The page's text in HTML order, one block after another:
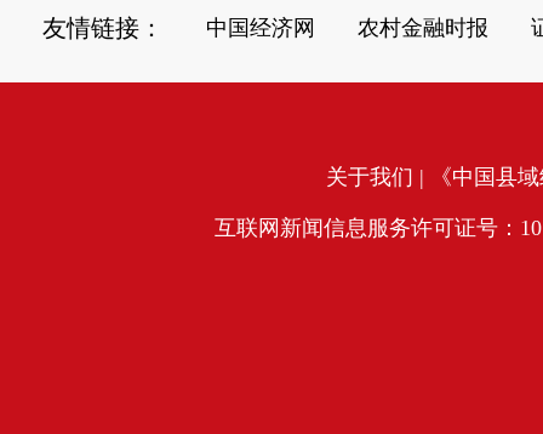
友情链接： 中国经济网 农村金融时报
关于我们 | 《中国县
互联网新闻信息服务许可证号：